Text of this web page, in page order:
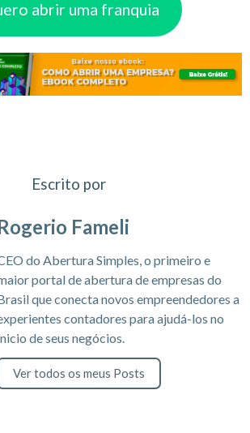
abrir uma franquia
Escrito por
Fameli
do Abertura Simples, o primeiro e
portal de abertura de empresas do
que conecta novos empreendedores a
contadores para ajudá-los no
de seus negócios.
Ver todos os meus Posts